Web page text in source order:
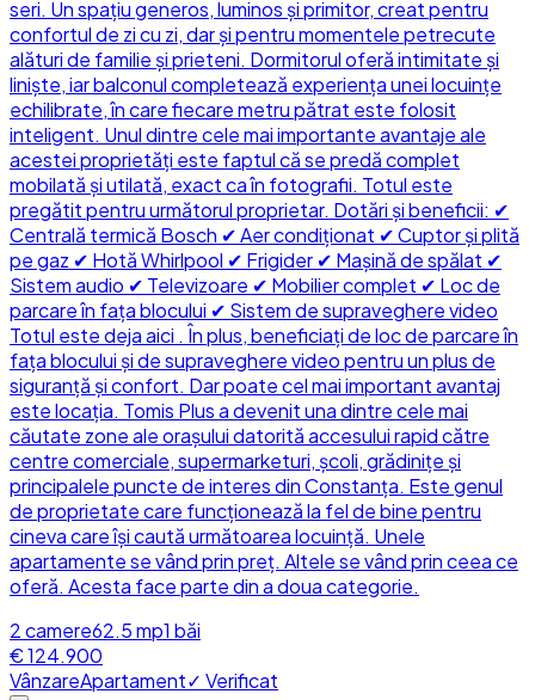
seri. Un spațiu generos, luminos și primitor, creat pentru
confortul de zi cu zi, dar și pentru momentele petrecute
alături de familie și prieteni. Dormitorul oferă intimitate și
liniște, iar balconul completează experiența unei locuințe
echilibrate, în care fiecare metru pătrat este folosit
inteligent. Unul dintre cele mai importante avantaje ale
acestei proprietăți este faptul că se predă complet
mobilată și utilată, exact ca în fotografii. Totul este
pregătit pentru următorul proprietar. Dotări și beneficii: ✔
Centrală termică Bosch ✔ Aer condiționat ✔ Cuptor și plită
pe gaz ✔ Hotă Whirlpool ✔ Frigider ✔ Mașină de spălat ✔
Sistem audio ✔ Televizoare ✔ Mobilier complet ✔ Loc de
parcare în fața blocului ✔ Sistem de supraveghere video
Totul este deja aici . În plus, beneficiați de loc de parcare în
fața blocului și de supraveghere video pentru un plus de
siguranță și confort. Dar poate cel mai important avantaj
este locația. Tomis Plus a devenit una dintre cele mai
căutate zone ale orașului datorită accesului rapid către
centre comerciale, supermarketuri, școli, grădinițe și
principalele puncte de interes din Constanța. Este genul
de proprietate care funcționează la fel de bine pentru
cineva care își caută următoarea locuință. Unele
apartamente se vând prin preț. Altele se vând prin ceea ce
oferă. Acesta face parte din a doua categorie.
2camere62.5mp1 băi
€ 124.900
VânzareApartament✓ Verificat